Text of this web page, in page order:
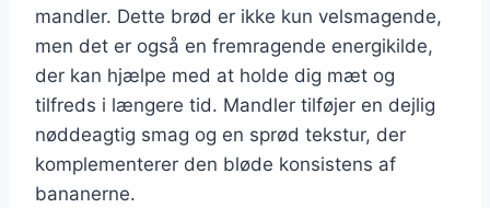
mandler. Dette brød er ikke kun velsmagende,
men det er også en fremragende energikilde,
der kan hjælpe med at holde dig mæt og
tilfreds i længere tid. Mandler tilføjer en dejlig
nøddeagtig smag og en sprød tekstur, der
komplementerer den bløde konsistens af
bananerne.